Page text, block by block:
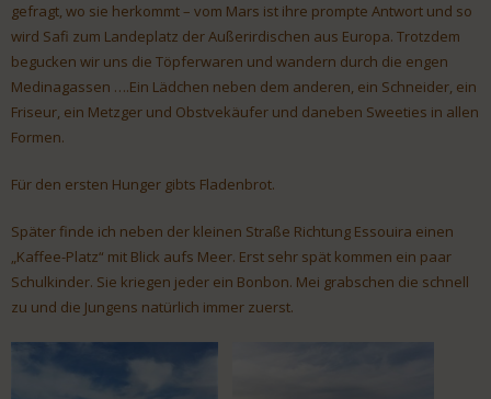
gefragt, wo sie herkommt – vom Mars ist ihre prompte Antwort und so
wird Safi zum Landeplatz der Außerirdischen aus Europa. Trotzdem
begucken wir uns die Töpferwaren und wandern durch die engen
Medinagassen ….Ein Lädchen neben dem anderen, ein Schneider, ein
Friseur, ein Metzger und Obstvekäufer und daneben Sweeties in allen
Formen.
Für den ersten Hunger gibts Fladenbrot.
Später finde ich neben der kleinen Straße Richtung Essouira einen
„Kaffee-Platz“ mit Blick aufs Meer. Erst sehr spät kommen ein paar
Schulkinder. Sie kriegen jeder ein Bonbon. Mei grabschen die schnell
zu und die Jungens natürlich immer zuerst.